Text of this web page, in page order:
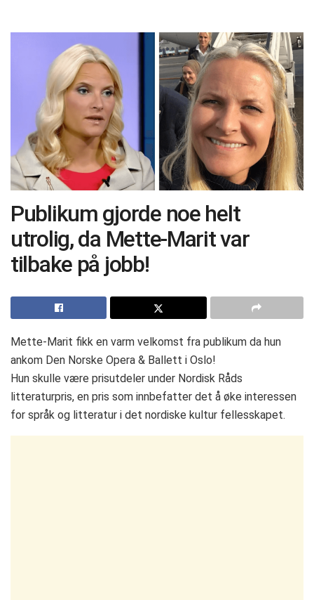
Publikum gjorde noe helt
utrolig, da Mette-Marit var
tilbake på jobb!
Mette-Marit fikk en varm velkomst fra publikum da hun
ankom Den Norske Opera & Ballett i Oslo!
Hun skulle være prisutdeler under Nordisk Råds
litteraturpris, en pris som innbefatter det å øke interessen
for språk og litteratur i det nordiske kultur fellesskapet.